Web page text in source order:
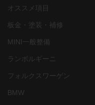
オススメ項目
板金・塗装・補修
MINI一般整備
ランボルギーニ
フォルクスワーゲン
BMW